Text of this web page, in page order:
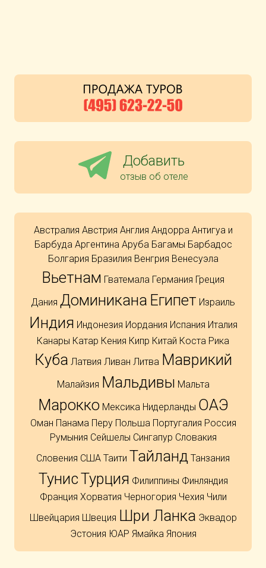
Добавить
отзыв об отеле
Австралия Австрия Англия Андорра Антигуа и
Барбуда Аргентина Аруба Багамы Барбадос
Болгария Бразилия Венгрия Венесуэла
Вьетнам Гватемала Германия Греция
Дания Доминикана Египет Израиль
Индия Индонезия Иордания Испания Италия
Канары Катар Кения Кипр Китай Коста Рика
Куба Латвия Ливан Литва Маврикий
Малайзия Мальдивы Мальта
Марокко Мексика Нидерланды ОАЭ
Оман Панама Перу Польша Португалия Россия
Румыния Сейшелы Сингапур Словакия
Словения США Таити Тайланд Танзания
ТунисТурция Филиппины Финляндия
Франция Хорватия Черногория Чехия Чили
Швейцария Швеция Шри Ланка Эквадор
Эстония ЮАР Ямайка Япония